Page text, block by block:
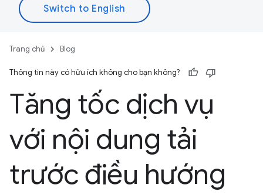
Trang chủ Blog
Thông tin này có hữu ích không cho bạn không?
Tăng tốc dịch vụ
với nội dung tải
trước điều hướng